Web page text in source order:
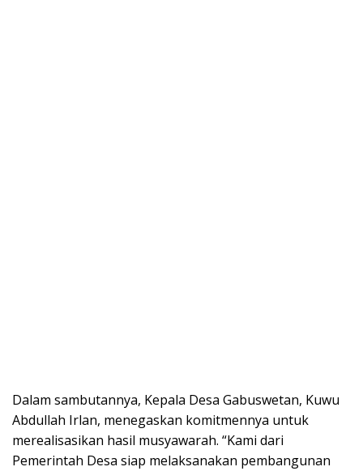
Dalam sambutannya, Kepala Desa Gabuswetan, Kuwu
Abdullah Irlan, menegaskan komitmennya untuk
merealisasikan hasil musyawarah. “Kami dari
Pemerintah Desa siap melaksanakan pembangunan